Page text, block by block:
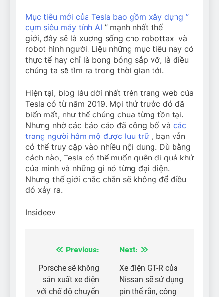
Mục tiêu mới của Tesla bao gồm xây dựng ”
cụm siêu máy tính AI ” mạnh nhất thế
giới, đây sẽ là xương sống cho robottaxi và
robot hình người. Liệu những mục tiêu này có
thực tế hay chỉ là bong bóng sắp vỡ, là điều
chúng ta sẽ tìm ra trong thời gian tới.
Hiện tại, blog lâu đời nhất trên trang web của
Tesla có từ năm 2019. Mọi thứ trước đó đã
biến mất, như thể chúng chưa từng tồn tại.
Nhưng nhờ các báo cáo đã công bố và các
trang người hâm mộ được lưu trữ, bạn vẫn
có thể truy cập vào nhiều nội dung. Dù bằng
cách nào, Tesla có thể muốn quên đi quá khứ
của mình và những gì nó từng đại diện.
Nhưng thế giới chắc chắn sẽ không để điều
đó xảy ra.
Insideev
Điều
hướng
bài
Previous:
Porsche sẽ không
sản xuất xe điện
với chế độ chuyển
Next:
Xe điện GT-R của
Nissan sẽ sử dụng
pin thể rắn, công